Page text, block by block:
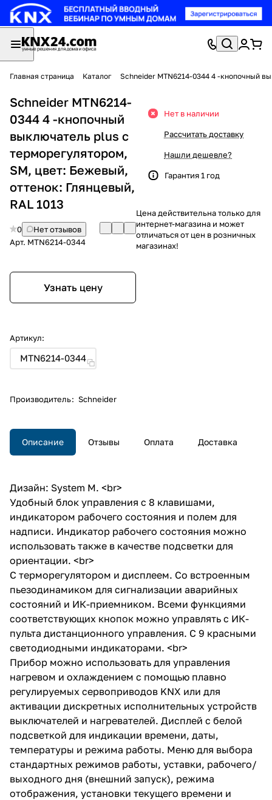
Главная страница Каталог Schneider MTN6214-0344 4 -кнопочный
Schneider MTN6214-
0344 4 -кнопочный
выключатель plus с
терморегулятором,
SM, цвет: Бежевый,
оттенок: Глянцевый,
RAL 1013
0
Нет отзывов
Арт. MTN6214-0344
Узнать цену
Артикул:
MTN6214-0344
Производитель: Schneider
Нет в наличии
Рассчитать доставку
Нашли дешевле?
Гарантия 1 год
Цена действительна только для
интернет-магазина и может
отличаться от цен в розничных
магазинах!
Описание Отзывы Оплата Доставка
Дизайн: System M. <br>
Удобный блок управления с 8 клавишами,
индикатором рабочего состояния и полем для
надписи. Индикатор рабочего состояния можно
использовать также в качестве подсветки для
ориентации. <br>
С терморегулятором и дисплеем. Со встроенным
пьезодинамиком для сигнализации аварийных
состояний и ИК-приемником. Всеми функциями
соответствующих кнопок можно управлять с ИК-
пульта дистанционного управления. С 9 красными
светодиодными индикаторами. <br>
Прибор можно использовать для управления
нагревом и охлаждением с помощью плавно
регулируемых сервоприводов KNX или для
активации дискретных исполнительных устройств
выключателей и нагревателей. Дисплей с белой
подсветкой для индикации времени, даты,
температуры и режима работы. Меню для выбора
стандартных режимов работы, уставки, рабочего/
выходного дня (внешний запуск), режима
отображения, установки текущего времени и